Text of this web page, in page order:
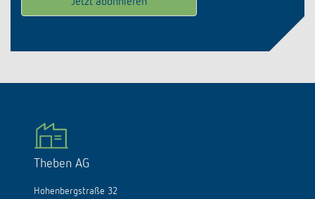
Theben AG
Hohenbergstraße 32